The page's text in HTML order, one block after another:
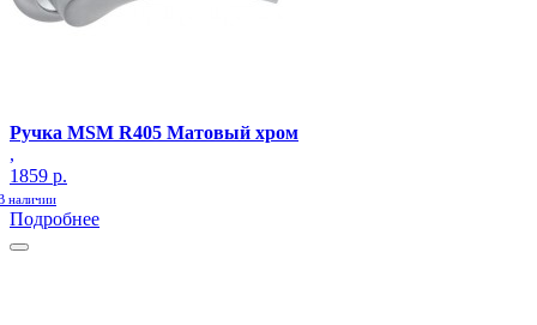
Ручка MSM R405 Матовый хром
,
1859 р.
наличии
Подробнее